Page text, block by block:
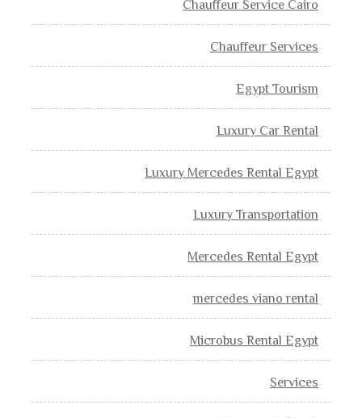
Chauffeur Service Cairo
Chauffeur Services
Egypt Tourism
Luxury Car Rental
Luxury Mercedes Rental Egypt
Luxury Transportation
Mercedes Rental Egypt
mercedes viano rental
Microbus Rental Egypt
Services